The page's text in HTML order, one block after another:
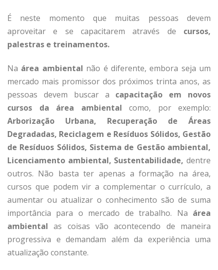
É neste momento que muitas pessoas devem
aproveitar e se capacitarem através de cursos,
palestras e treinamentos.
Na área ambiental não é diferente, embora seja um
mercado mais promissor dos próximos trinta anos, as
pessoas devem buscar a capacitação em novos
cursos da área ambiental como, por exemplo:
Arborização Urbana, Recuperação de Áreas
Degradadas, Reciclagem e Resíduos Sólidos, Gestão
de Resíduos Sólidos, Sistema de Gestão ambiental,
Licenciamento ambiental, Sustentabilidade, dentre
outros. Não basta ter apenas a formação na área,
cursos que podem vir a complementar o currículo, a
aumentar ou atualizar o conhecimento são de suma
importância para o mercado de trabalho. Na área
ambiental as coisas vão acontecendo de maneira
progressiva e demandam além da experiência uma
atualização constante.